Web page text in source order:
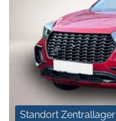
Standort Zentrallager